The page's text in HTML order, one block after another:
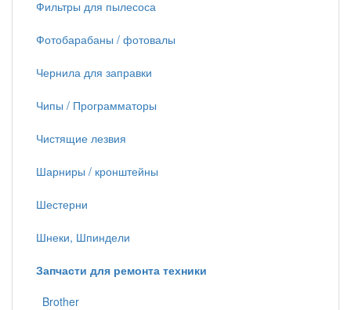
Фильтры для пылесоса
Фотобарабаны / фотовалы
Чернила для заправки
Чипы / Программаторы
Чистящие лезвия
Шарниры / кронштейны
Шестерни
Шнеки, Шпиндели
Запчасти для ремонта техники
Brother